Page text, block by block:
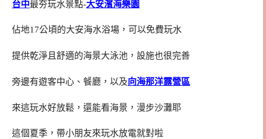
台中最夯玩水景點-大安濱海樂園
佔地17公頃的大安海水浴場，可以免費玩水
提供乾淨且舒適的海景大泳池，設施也很完善
旁邊有遊客中心、餐廳，以及向海那洋露營區
來這玩水好放鬆，還能看海景，漫步沙灘耶
這個夏季，帶小朋友來玩水放電就對啦